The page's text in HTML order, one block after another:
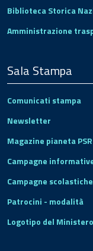
Biblioteca Storica
Amministrazione
Sala Stampa
Comunicati stampa
Newsletter
Magazine pianeta PSR
Campagne
Campagne scolastiche
Patrocini - modalità
Logotipo del Ministero